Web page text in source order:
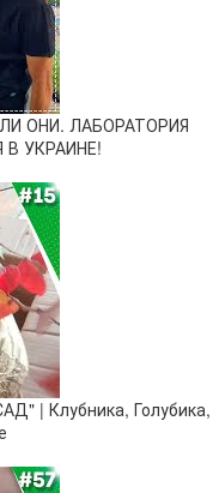
ОНИ. ЛАБОРАТОРИЯ
В УКРАИНЕ!
| Клубника, Голубика,